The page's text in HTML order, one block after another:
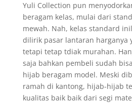
Yuli Collection pun
beragam kelas, mulai dari
mewah. Nah, kelas standard
dilirik pasar lantaran harganya
tetapi tetap tdiak murahan.
saja bahkan pembeli sudah
hijab beragam model. Meski
ramah di kantong, hijab-hijab
kualitas baik baik dari segi